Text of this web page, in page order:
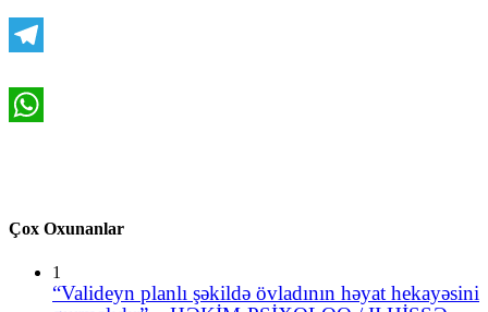
Çox Oxunanlar
1
“Valideyn planlı şəkildə övladının həyat hekayəsini